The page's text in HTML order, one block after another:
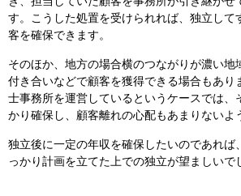
す。こうした処置を受けられれば、独立して
客を確保できます。
そのほか、地方の場合横のつながりが濃い地
付き合いなどで顧客を獲得できる場合もあり
士事務所を運営しているというケースでは、
かり確保し、顧客離れの心配もあまりないよ
独立後に一定の年収を確保したいのであれば
っかり計画を立てた上での独立が望ましいで